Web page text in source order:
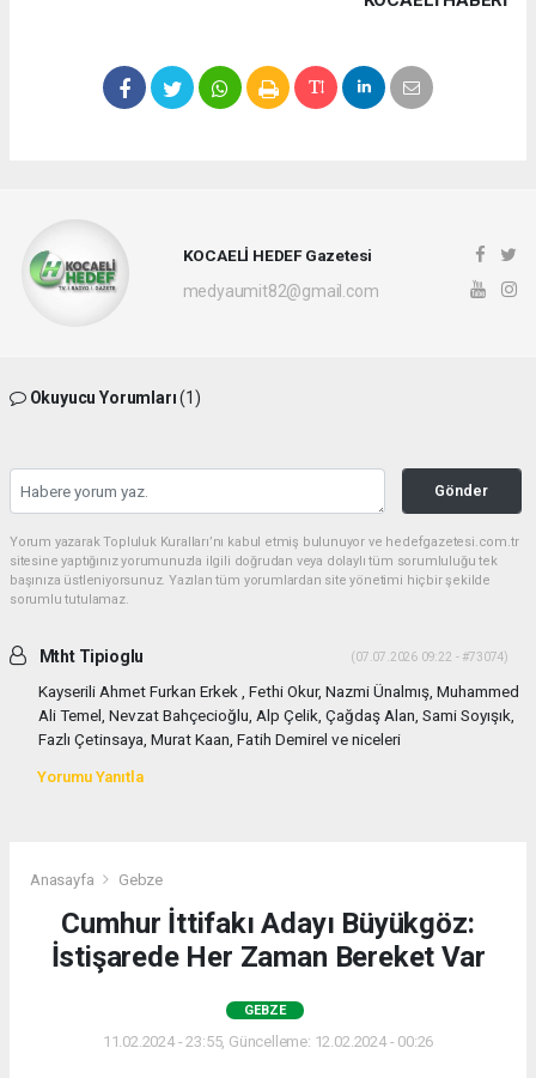
KOCAELİ HEDEF Gazetesi
medyaumit82@gmail.com
Okuyucu Yorumları(1)
Gönder
Yorum yazarak Topluluk Kuralları’nı kabul etmiş bulunuyor ve hedefgazetesi.com.tr
sitesine yaptığınız yorumunuzla ilgili doğrudan veya dolaylı tüm sorumluluğu tek
başınıza üstleniyorsunuz. Yazılan tüm yorumlardan site yönetimi hiçbir şekilde
sorumlu tutulamaz.
Mtht Tipioglu (07.07.2026 09:22 - #73074)
Kayserili Ahmet Furkan Erkek , Fethi Okur, Nazmi Ünalmış, Muhammed
Ali Temel, Nevzat Bahçecioğlu, Alp Çelik, Çağdaş Alan, Sami Soyışık,
Fazlı Çetinsaya, Murat Kaan, Fatih Demirel ve niceleri
Yorumu Yanıtla
Anasayfa Gebze
Cumhur İttifakı Adayı Büyükgöz:
İstişarede Her Zaman Bereket Var
GEBZE
11.02.2024 - 23:55, Güncelleme: 12.02.2024 - 00:26